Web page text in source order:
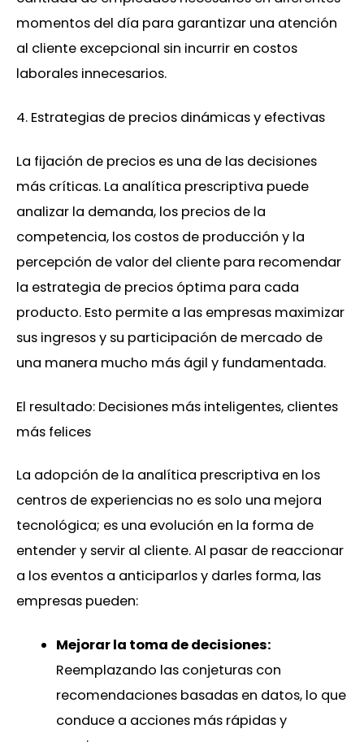
momentos del día para garantizar una atención
al cliente excepcional sin incurrir en costos
laborales innecesarios.
4. Estrategias de precios dinámicas y efectivas
La fijación de precios es una de las decisiones
más críticas. La analítica prescriptiva puede
analizar la demanda, los precios de la
competencia, los costos de producción y la
percepción de valor del cliente para recomendar
la estrategia de precios óptima para cada
producto. Esto permite a las empresas maximizar
sus ingresos y su participación de mercado de
una manera mucho más ágil y fundamentada.
El resultado: Decisiones más inteligentes, clientes
más felices
La adopción de la analítica prescriptiva en los
centros de experiencias no es solo una mejora
tecnológica; es una evolución en la forma de
entender y servir al cliente. Al pasar de reaccionar
a los eventos a anticiparlos y darles forma, las
empresas pueden:
Mejorar la toma de decisiones:
Reemplazando las conjeturas con
recomendaciones basadas en datos, lo que
conduce a acciones más rápidas y